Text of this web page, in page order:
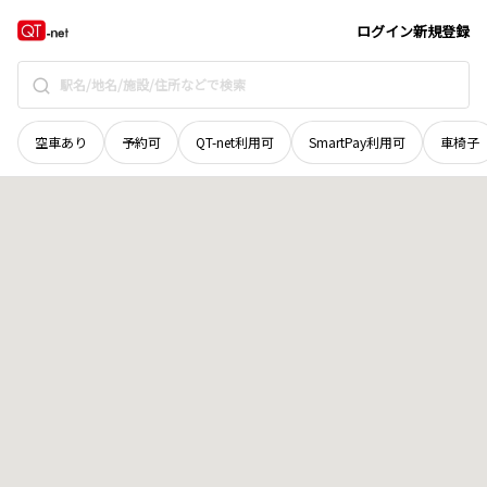
ログイン新規登録
空車あり 予約可 QT-net利用可 SmartPay利用可 車椅子
愛媛県